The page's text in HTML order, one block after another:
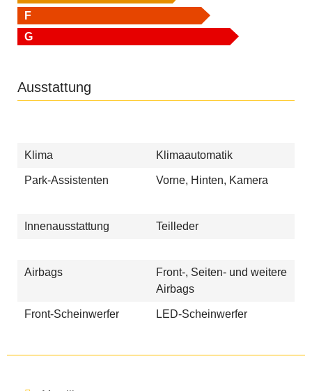
F
G
Ausstattung
Klima Klimaautomatik
Park-Assistenten Vorne, Hinten, Kamera
Innenausstattung Teilleder
Airbags
Front-, Seiten- und weitere
Airbags
Front-Scheinwerfer LED-Scheinwerfer